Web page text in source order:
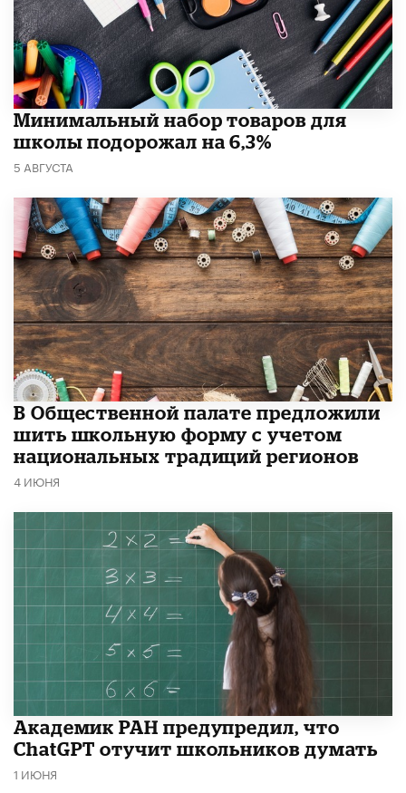
Минимальный набор товаров для
школы подорожал на 6,3%
5 АВГУСТА
В Общественной палате предложили
шить школьную форму с учетом
национальных традиций регионов
4 ИЮНЯ
Академик РАН предупредил, что
ChatGPT отучит школьников думать
1 ИЮНЯ